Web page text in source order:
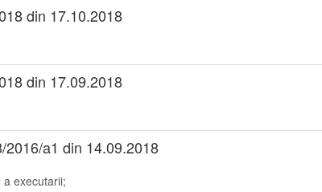
din 17.10.2018
din 17.09.2018
a1 din 14.09.2018
executarii;